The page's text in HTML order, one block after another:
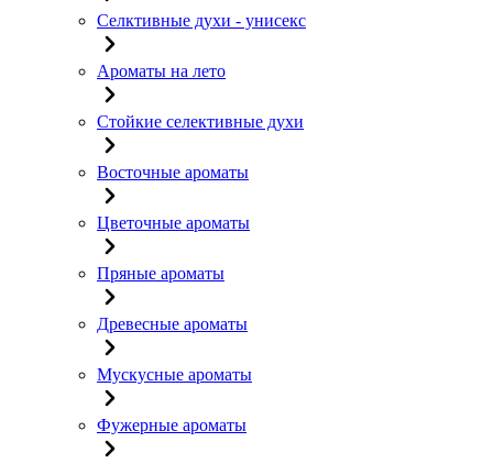
Селктивные духи - унисекс
Ароматы на лето
Стойкие селективные духи
Восточные ароматы
Цветочные ароматы
Пряные ароматы
Древесные ароматы
Мускусные ароматы
Фужерные ароматы